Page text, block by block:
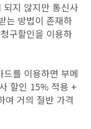
되지 않지만 통신사
는 방법이 존재하
구할인을 이용하
를 이용하면 부메
할인 15% 적용 +
여 거의 절반 가격